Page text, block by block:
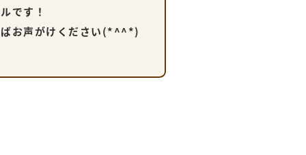
です！
ばお声がけください(*^^*)